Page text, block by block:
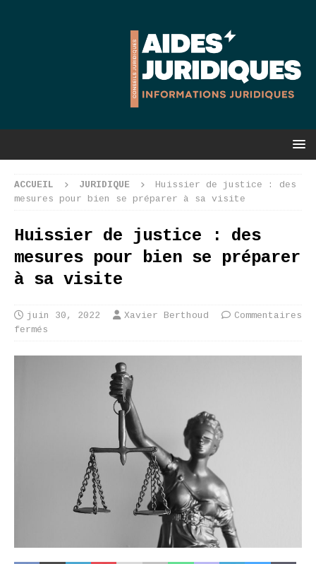
ACCUEIL JURIDIQUE
Huissier de justice : des
mesures pour bien se préparer à sa visite
Huissier de justice : des
mesures pour bien se préparer
à sa visite
juin 30, 2022 Xavier Berthoud
Commentaires
fermés